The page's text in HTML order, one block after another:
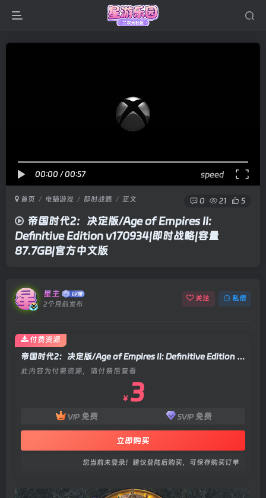
00:00 /00:57 speed
首页 电脑游戏 即时战略 正文 0 21 5
帝国时代2：决定版/Age of Empires II:
Definitive Edition v170934|即时战略|容量
87.7GB|官方中文版
星主
2个月前发布
关注 私信
帝国时代2：决定版/Age of Empires II: Definitive Edition v170934|即时战略|容量87.7GB|官方中文版
此内容为付费资源，请付费后查看
￥ 3
VIP 免费 SVIP 免费
立即购买
您当前未登录！建议登陆后购买，可保存购买订单
付费资源